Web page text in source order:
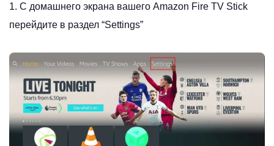
1. С домашнего экрана вашего Amazon Fire TV Stick
перейдите в раздел “Settings”